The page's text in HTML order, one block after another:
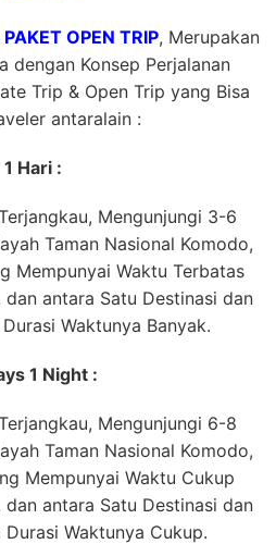
OPEN TRIP, Merupakan
dengan Konsep Perjalanan
Trip & Open Trip yang Bisa
antaralain :
1 Hari :
Mengunjungi 3-6
Taman Nasional Komodo,
Mempunyai Waktu Terbatas
dan antara Satu Destinasi dan
Waktunya Banyak.
1 Night :
Mengunjungi 6-8
Taman Nasional Komodo,
Mempunyai Waktu Cukup
dan antara Satu Destinasi dan
Waktunya Cukup.